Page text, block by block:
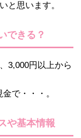
と思います。
できる？
3,000円以上から
で・・・。
や基本情報